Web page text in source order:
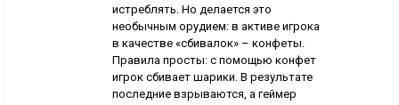
истреблять. Но делается это
необычным орудием: в активе игрока
в качестве «сбивалок» – конфеты.
Правила просты: с помощью конфет
игрок сбивает шарики. В результате
последние взрываются, а геймер